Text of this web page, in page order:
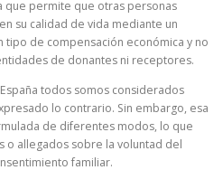
que permite que otras personas
su calidad de vida mediante un
de compensación económica y no
de donantes ni receptores.
todos somos considerados
lo contrario. Sin embargo, esa
de diferentes modos, lo que
o allegados sobre la voluntad del
familiar.